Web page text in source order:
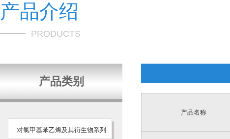
产品介绍
PRODUCTS
产品类别
对氯甲基苯乙烯及其衍生物系列
产品名称